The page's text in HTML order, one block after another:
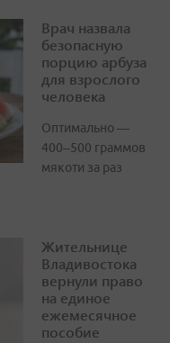
Врач назвала
безопасную
порцию арбуза
для взрослого
человека
Оптимально —
400–500 граммов
мякоти за раз
Жительнице
Владивостока
вернули право
на единое
ежемесячное
пособие